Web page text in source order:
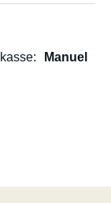
Manuel